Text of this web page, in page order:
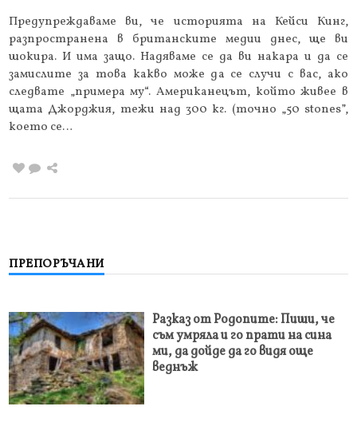
Предупреждаваме ви, че историята на Кейси Кинг,
разпространена в британските медии днес, ще ви
шокира. И има защо. Надяваме се да ви накара и да се
замислите за това какво може да се случи с вас, ако
следвате „примера му“. Американецът, който живее в
щата Джорджия, тежи над 300 кг. (точно „50 stones”,
което се…
ПРЕПОРЪЧАНИ
Разказ от Родопите: Пиши, че
съм умряла и го прати на сина
ми, да дойде да го видя още
веднъж